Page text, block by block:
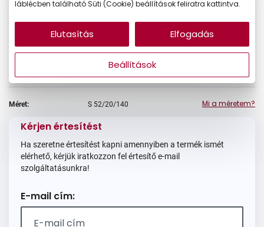
Ár:
A feltűntetett ár a szemüvegkeretre vonatkozik.
Jelenleg nincs készleten
Ingyenes szállítás
Méret: S 52/20/140 Mi a méretem?
Kérjen értesítést
Ha szeretne értesítést kapni amennyiben a termék ismét
elérhető, kérjük iratkozzon fel értesítő e-mail
szolgáltatásunkra!
E-mail cím:
láblécben található Süti (Cookie) beállítások feliratra kattintva.
Beállítások
Elutasítás Elfogadás